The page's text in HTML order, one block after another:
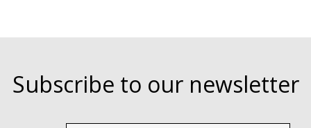
Subscribe to our newsletter